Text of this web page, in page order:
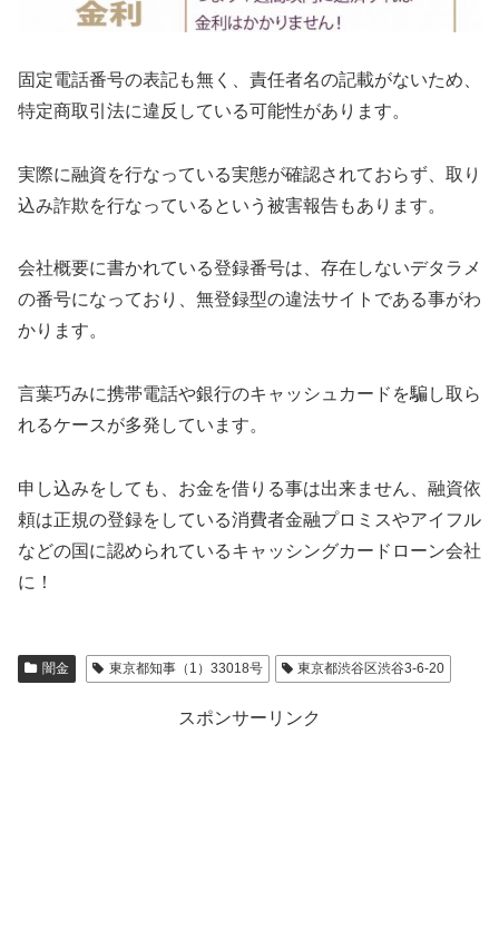
固定電話番号の表記も無く、責任者名の記載がないため、
特定商取引法に違反している可能性があります。
実際に融資を行なっている実態が確認されておらず、取り
込み詐欺を行なっているという被害報告もあります。
会社概要に書かれている登録番号は、存在しないデタラメ
の番号になっており、無登録型の違法サイトである事がわ
かります。
言葉巧みに携帯電話や銀行のキャッシュカードを騙し取ら
れるケースが多発しています。
申し込みをしても、お金を借りる事は出来ません、融資依
頼は正規の登録をしている消費者金融プロミスやアイフル
などの国に認められているキャッシングカードローン会社
に！
闇金 東京都知事（1）33018号 東京都渋谷区渋谷3-6-20
スポンサーリンク